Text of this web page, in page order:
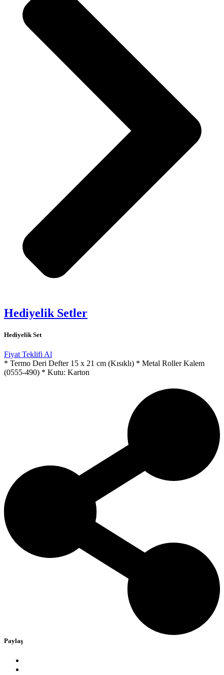
Hediyelik Setler
Hediyelik Set
Fiyat Teklifi Al
* Termo Deri Defter 15 x 21 cm (Kısıklı) * Metal Roller Kalem
(0555-490) * Kutu: Karton
Paylaş